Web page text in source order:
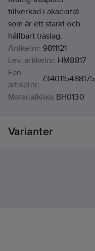
tillverkad i akaciaträ
som är ett starkt och
hållbart träslag.
Artikelnr: 9811121
Lev. artikelnr: HM8817
Ean
artikelnr:
7340115488175
Materialklass BH0130
Varianter